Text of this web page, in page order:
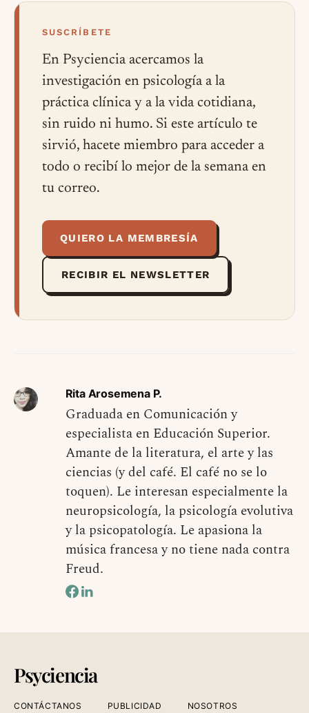
SUSCRÍBETE
En Psyciencia acercamos la
investigación en psicología a la
práctica clínica y a la vida cotidiana,
sin ruido ni humo. Si este artículo te
sirvió, hacete miembro para acceder a
todo o recibí lo mejor de la semana en
tu correo.
QUIERO LA MEMBRESÍA
RECIBIR EL NEWSLETTER
Rita Arosemena P.
Graduada en Comunicación y
especialista en Educación Superior.
Amante de la literatura, el arte y las
ciencias (y del café. El café no se lo
toquen). Le interesan especialmente la
neuropsicología, la psicología evolutiva
y la psicopatología. Le apasiona la
música francesa y no tiene nada contra
Freud.
Psyciencia
CONTÁCTANOS PUBLICIDAD NOSOTROS